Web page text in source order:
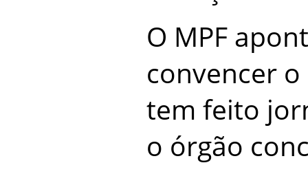
O MPF
convencer
tem feito
o órgão